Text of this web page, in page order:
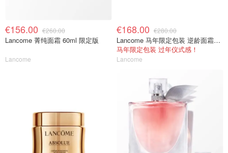
€156.00 €260.00
Lancome 菁纯面霜 60ml 限定版
Lancome
€168.00 €280.00
Lancome 马年限定包装 逆龄面霜60ml
马年限定包装 过年仪式感！
Lancome